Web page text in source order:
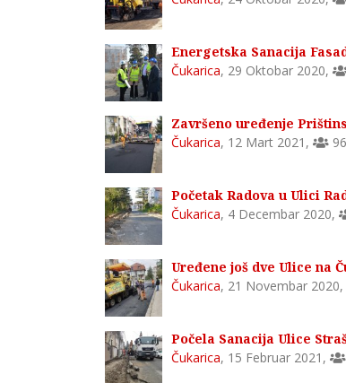
Energetska Sanacija
Čukarica, 29 Oktobar 2020,
Završeno uređenje
Čukarica, 12 Mart 2021 ,
Početak Radova u Ulici
Čukarica, 4 Decembar 2020,
Uređene još dve Ulice na
Čukarica, 21 Novembar 2020,
Počela Sanacija Ulice
Čukarica, 15 Februar 2021 ,